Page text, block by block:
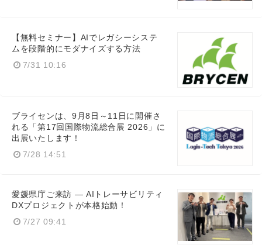
【無料セミナー】AIでレガシーシステ
ムを段階的にモダナイズする方法
7/31 10:16
ブライセンは、9月8日～11日に開催さ
れる「第17回国際物流総合展 2026」に
出展いたします！
7/28 14:51
愛媛県庁ご来訪 ― AIトレーサビリティ
DXプロジェクトが本格始動！
7/27 09:41